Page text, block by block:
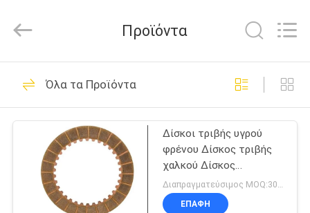
ΣΠΊΤΙ
ΠΡΟΪΌΝΤΑ
ΠΕΡΊΠΟΥ
ΕΜΕΊΣ
Reserved.
Ρόλος επένδυσης
φρένων
42
Προϊόντα
Όλα τα Προϊόντα
Δίσκοι τριβής υγρού
φρένου Δίσκος τριβής
χαλκού Δίσκος
μπρούντζου Συμπλέκτη
Δίσκος φρένου
Διαπραγματεύσιμος MOQ:30 τεμάχια
ΕΠΑΦΉ